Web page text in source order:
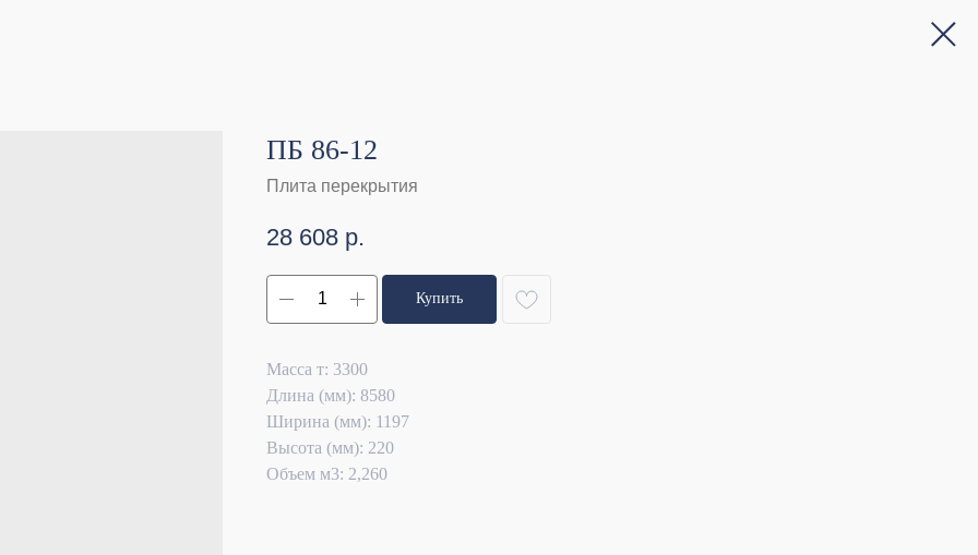
ПБ 86-12
Плита перекрытия
28 608 р.
Купить
Масса т: 3300
Длина (мм): 8580
Ширина (мм): 1197
Высота (мм): 220
Объем м3: 2,260